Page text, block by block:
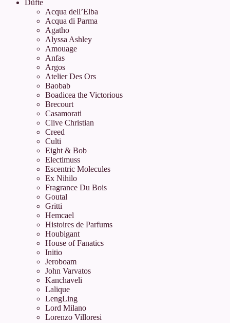
Düfte
Acqua dell’Elba
Acqua di Parma
Agatho
Alyssa Ashley
Amouage
Anfas
Argos
Atelier Des Ors
Baobab
Boadicea the Victorious
Brecourt
Casamorati
Clive Christian
Creed
Culti
Eight & Bob
Electimuss
Escentric Molecules
Ex Nihilo
Fragrance Du Bois
Goutal
Gritti
Hemcael
Histoires de Parfums
Houbigant
House of Fanatics
Initio
Jeroboam
John Varvatos
Kanchaveli
Lalique
LengLing
Lord Milano
Lorenzo Villoresi